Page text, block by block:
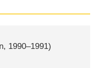
1990⁠–⁠1991)